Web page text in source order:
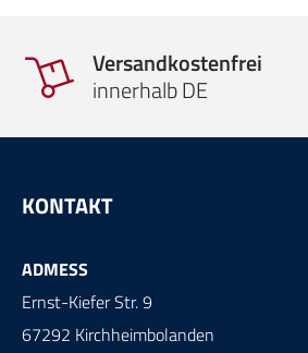
Versandkostenfrei
innerhalb DE
KONTAKT
ADMESS
Ernst-Kiefer Str. 9
67292 Kirchheimbolanden